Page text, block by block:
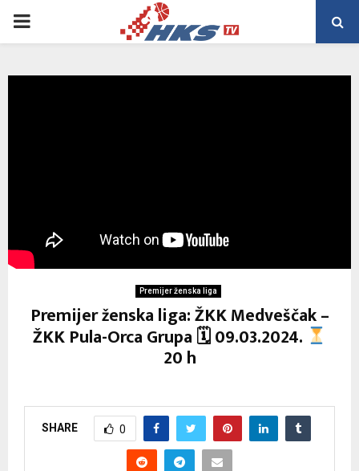
PRIMARY
Premijer ženska liga
Premijer ženska liga: ŽKK Medveščak –
ŽKK Pula-Orca Grupa 🗓 09.03.2024.
20 h
SHARE 0